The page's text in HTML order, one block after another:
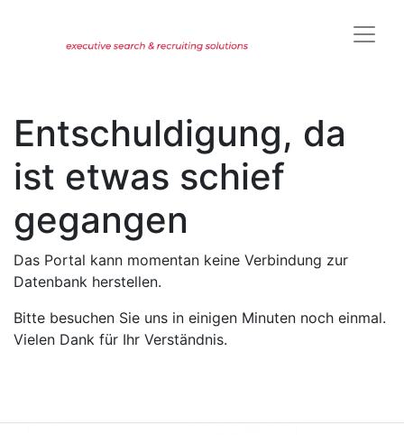
Entschuldigung, da
ist etwas schief
gegangen
Das Portal kann momentan keine Verbindung zur
Datenbank herstellen.
Bitte besuchen Sie uns in einigen Minuten noch einmal.
Vielen Dank für Ihr Verständnis.